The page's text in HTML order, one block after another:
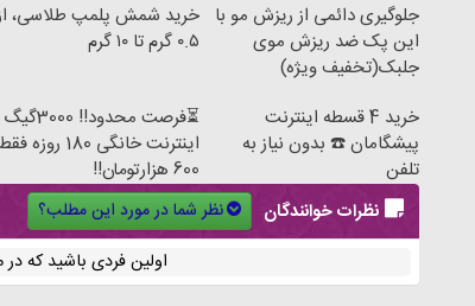
جلوگیری دائمی از ریزش مو با
این پک ضد ریزش موی
جلبک(تخفیف ویژه)
خرید شمش پلمپ طلاسی،
۰.۵ گرم تا ۱۰ گرم
خرید 4 قسطه اینترنت
پیشگامان ☎️ بدون نیاز به
تلفن
⏳فرصت محدود!! 3000گیگ
اینترنت خانگی 180 روزه فقط
600 هزارتومان!!
نظرات خوانندگان
نظر شما در مورد این مطلب؟
اولین فردی باشید که